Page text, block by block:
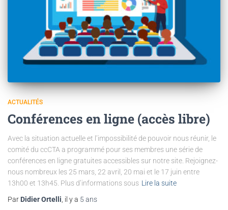
ACTUALITÉS
Conférences en ligne (accès libre)
Avec la situation actuelle et l’impossibilité de pouvoir nous réunir, le
comité du ccCTA a programmé pour ses membres une série de
conférences en ligne gratuites accessibles sur notre site. Rejoignez-
nous nombreux les 25 mars, 22 avril, 20 mai et le 17 juin entre
13h00 et 13h45. Plus d’informations sous Lire la suite
Par Didier Ortelli , il y a 5 ans